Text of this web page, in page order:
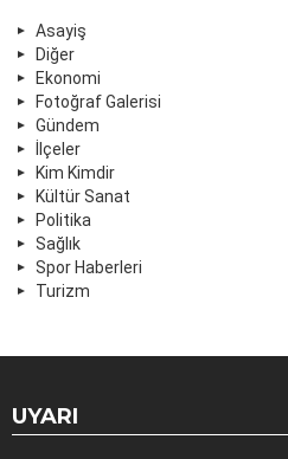
Asayiş
Diğer
Ekonomi
Fotoğraf Galerisi
Gündem
İlçeler
Kim Kimdir
Kültür Sanat
Politika
Sağlık
Spor Haberleri
Turizm
UYARI